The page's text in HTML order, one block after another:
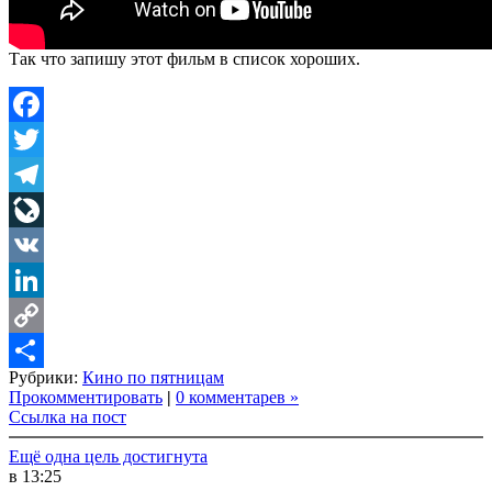
Так что запишу этот фильм в список хороших.
Facebook
Twitter
Telegram
LiveJournal
VK
LinkedIn
Copy
Link
Share
Рубрики: Кино по пятницам
Прокомментировать | 0 комментарев »
Ссылка на пост
Ещё одна цель достигнута
в 13:25